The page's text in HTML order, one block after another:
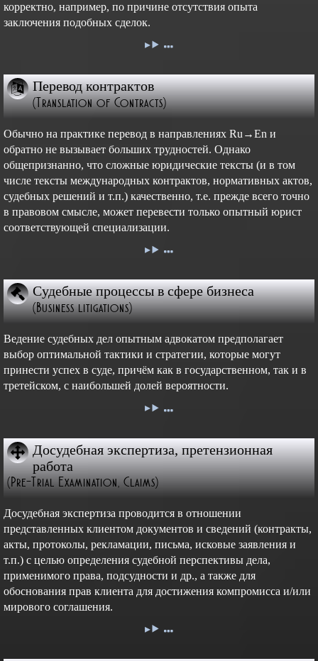
корректно, например, по причине отсутствия опыта
заключения подобных сделок.
Перевод контрактов
(Translation of Contracts)
Обычно на практике перевод в направлениях Ru→En и
обратно не вызывает больших трудностей. Однако
общепризнанно, что сложные юридические тексты (и в том
числе тексты международных контрактов, нормативных актов,
судебных решений и т.п.) качественно, т.е. прежде всего точно
в правовом смысле, может перевести только опытный юрист
соответствующей специализации.
Судебные процессы в сфере бизнеса
(Business litigations)
Ведение судебных дел опытным адвокатом предполагает
выбор оптимальной тактики и стратегии, которые могут
принести успех в суде, причём как в государственном, так и в
третейском, с наибольшей долей вероятности.
Досудебная экспертиза, претензионная
работа
(Pre-Trial Examination, Claims)
Досудебная экспертиза проводится в отношении
представленных клиентом документов и сведений (контракты,
акты, протоколы, рекламации, письма, исковые заявления и
т.п.) с целью определения судебной перспективы дела,
применимого права, подсудности и др., а также для
обоснования прав клиента для достижения компромисса и/или
мирового соглашения.